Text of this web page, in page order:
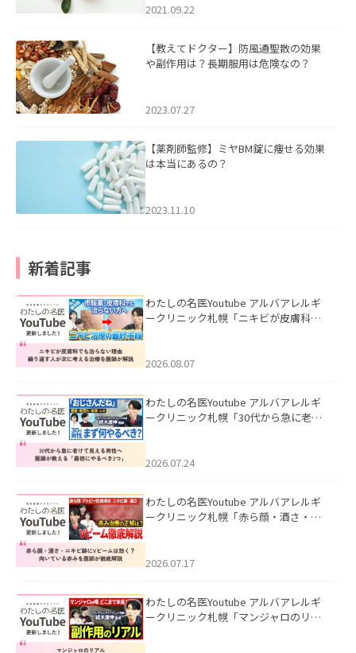
2021.09.22
【教えてドクター】防風通聖散の効果
や副作用は？長期服用は危険なの？
2023.07.27
【薬剤師監修】ミヤBM錠に痩せる効果
は本当にあるの？
2023.11.10
新着記事
わたしの名医Youtube アルバアレルギ
ークリニック札幌「ニキビが皮膚科で
ました。
2026.08.07
わたしの名医Youtube アルバアレルギ
ークリニック札幌「30代から急に老け
た。
2026.07.24
わたしの名医Youtube アルバアレルギ
ークリニック札幌「赤ら顔・酒さ・ニ
した。
2026.07.17
わたしの名医Youtube アルバアレルギ
ークリニック札幌「マンジャロのリア